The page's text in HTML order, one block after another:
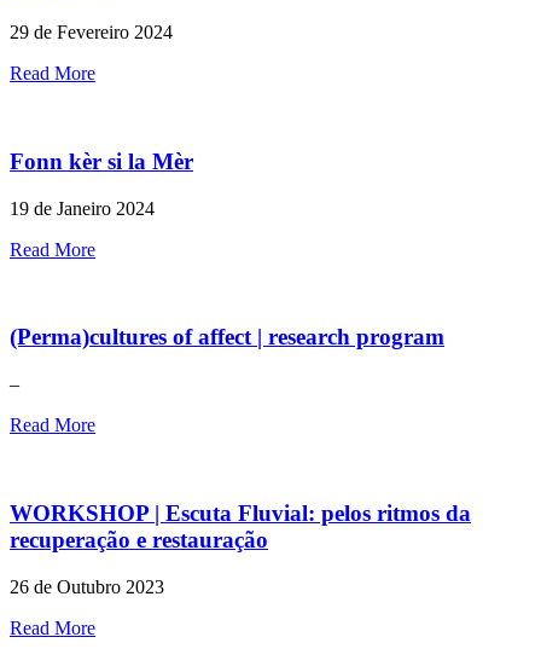
29 de Fevereiro 2024
Read More
Fonn kèr si la Mèr
19 de Janeiro 2024
Read More
(Perma)cultures of affect | research program
–
Read More
WORKSHOP | Escuta Fluvial: pelos ritmos da
recuperação e restauração
26 de Outubro 2023
Read More